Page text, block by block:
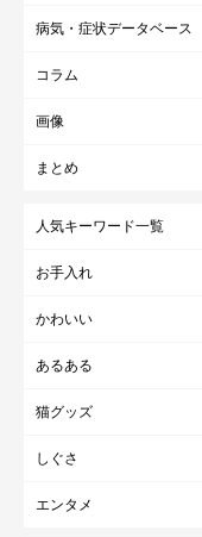
病気・症状データベース
コラム
画像
まとめ
人気キーワード一覧
お手入れ
かわいい
あるある
猫グッズ
しぐさ
エンタメ